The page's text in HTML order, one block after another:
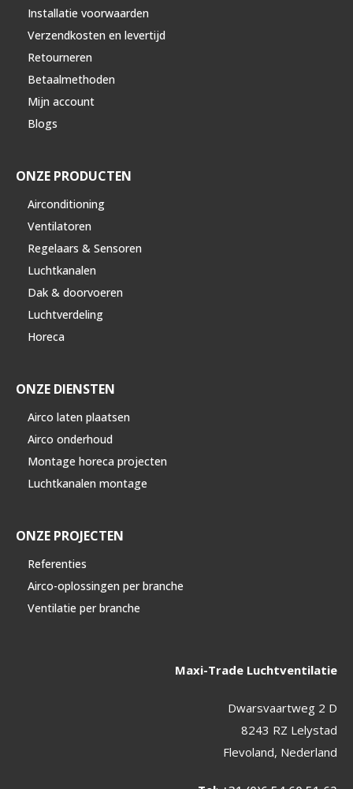
Installatie voorwaarden
Verzendkosten en levertijd
Retourneren
Betaalmethoden
Mijn account
Blogs
ONZE PRODUCTEN
Airconditioning
Ventilatoren
Regelaars & Sensoren
Luchtkanalen
Dak & doorvoeren
Luchtverdeling
Horeca
ONZE DIENSTEN
Airco laten plaatsen
Airco onderhoud
Montage horeca projecten
Luchtkanalen montage
ONZE PROJECTEN
Referenties
Airco-oplossingen per branche
Ventilatie per branche
Maxi-Trade Luchtventilatie
Dwarsvaartweg 2 D
8243 RZ Lelystad
Flevoland, Nederland